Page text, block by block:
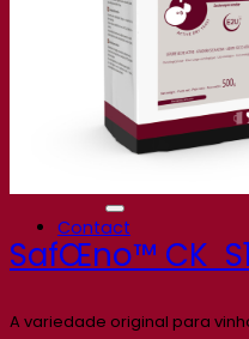
Gravações de
Recursos
Centro de
Documentations
Fermentis app
Find us
Contact
SafŒno™ CK
A variedade original para